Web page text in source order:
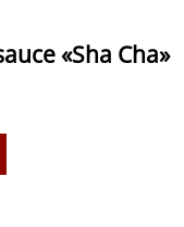
«Sha Cha»